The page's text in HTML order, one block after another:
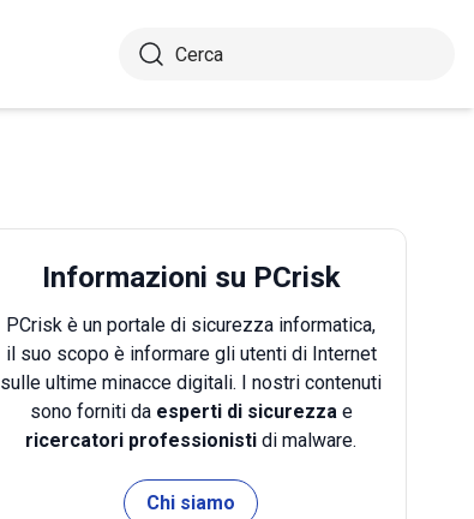
Informazioni su PCrisk
PCrisk è un portale di sicurezza informatica,
il suo scopo è informare gli utenti di Internet
sulle ultime minacce digitali. I nostri contenuti
sono forniti da esperti di sicurezzae
ricercatori professionisti di malware.
Chi siamo